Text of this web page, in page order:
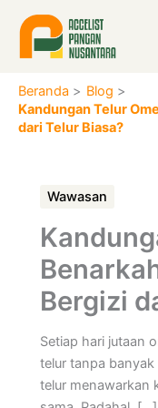
konten
Beranda
Blog
Kandungan Telur
dari Telur Biasa?
Wawasan
Bergizi
Setiap hari jutaan
telur tanpa
telur menawarkan